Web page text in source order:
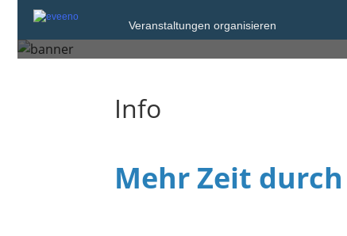
Veranstaltungen organisieren
Donnerstag, 10. Jun. 2021
Info
Mehr Zeit